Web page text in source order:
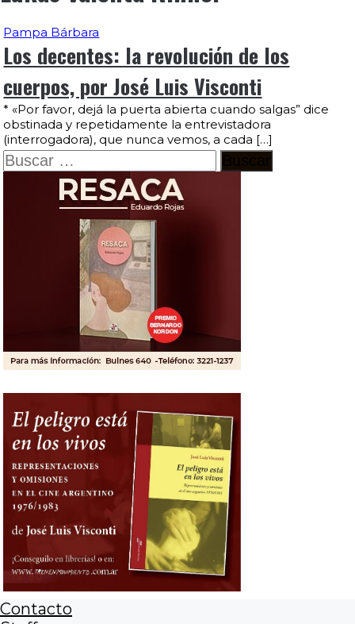
Pampa Bárbara
Los decentes: la revolución de los
cuerpos, por José Luis Visconti
* «Por favor, dejá la puerta abierta cuando salgas” dice
obstinada y repetidamente la entrevistadora
(interrogadora), que nunca vemos, a cada […]
Buscar:
Contacto